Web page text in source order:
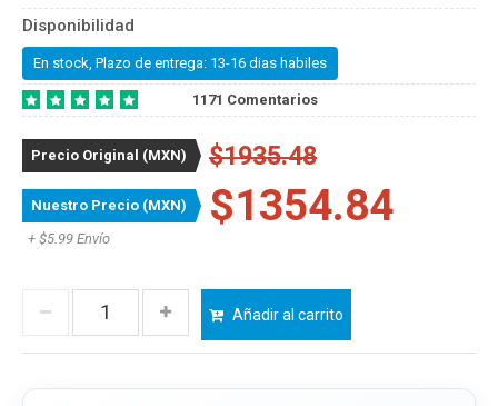
Disponibilidad
En stock, Plazo de entrega: 13-16 dias habiles
1171 Comentarios
Precio Original (MXN) $1935.48
Nuestro Precio (MXN) $1354.84
+ $5.99 Envío
Añadir al carrito